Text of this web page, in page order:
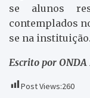
se alunos
contemplados
se na instituição.
Escrito por ONDA
Post Views:260